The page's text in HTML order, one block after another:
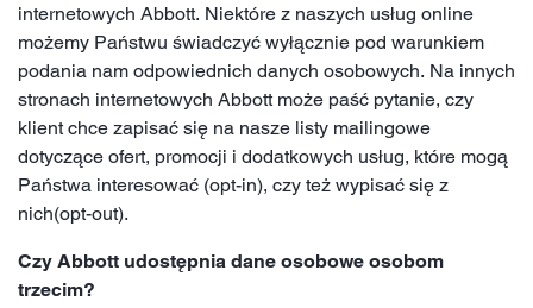
internetowych Abbott. Niektóre z naszych usług online
możemy Państwu świadczyć wyłącznie pod warunkiem
podania nam odpowiednich danych osobowych. Na innych
stronach internetowych Abbott może paść pytanie, czy
klient chce zapisać się na nasze listy mailingowe
dotyczące ofert, promocji i dodatkowych usług, które mogą
Państwa interesować (opt-in), czy też wypisać się z
nich(opt-out).
Czy Abbott udostępnia dane osobowe osobom
trzecim?